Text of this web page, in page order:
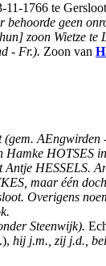
1766 te
geen
zoon Wietze
- Fr.). Zoon van
HOTSES
HESSELS.
maar één
Overigens
Steenwijk).
hij j.m., zij j.d.,